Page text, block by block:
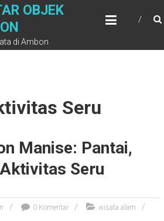
OBJEK
di Ambon
Seru
Manise: Pantai,
Seru
0 Komentar wisata alam